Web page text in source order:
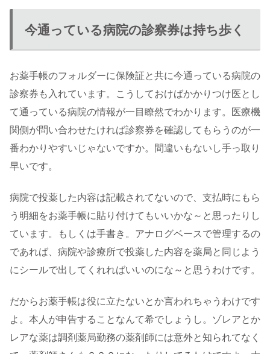
今通っている病院の診察券は持ち歩く
お薬手帳のフォルダーに保険証と共に今通っている病院の
診察券も入れています。こうしておけばかかりつけ医とし
て通っている病院の情報が一目瞭然でわかります。医療機
関側が問い合わせたければ診察券を確認してもらうのが一
番わかりやすいじゃないですか。間違いもないし手っ取り
早いです。
病院で投薬した内容は記載されてないので、支払時にもら
う明細をお薬手帳に貼り付けてもいいかな～と思ったりし
ています。もしくは手書き。アナログベースで管理するの
であれば、病院や診療所で投薬した内容を薬局と同じよう
にシールで出してくれればいいのにな～と思うわけです。
だからお薬手帳は役に立たないとか言われちゃうわけです
よ。本人が申告することなんて希でしょうし。ゾレアとか
レアな薬は調剤薬局勤務の薬剤師には意外と知られてなく